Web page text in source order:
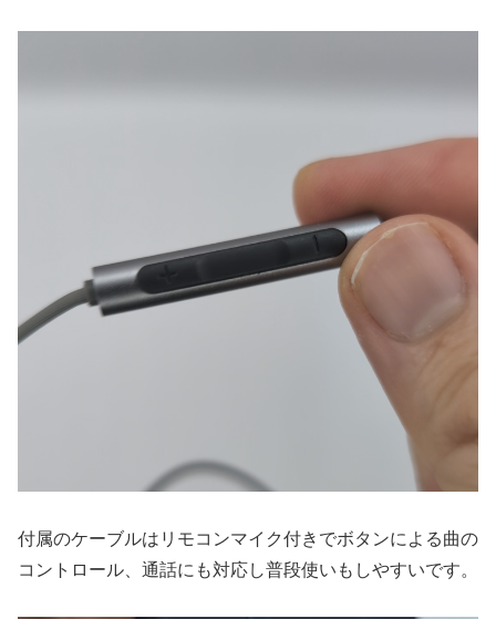
付属のケーブルはリモコンマイク付きでボタンによる曲の
コントロール、通話にも対応し普段使いもしやすいです。